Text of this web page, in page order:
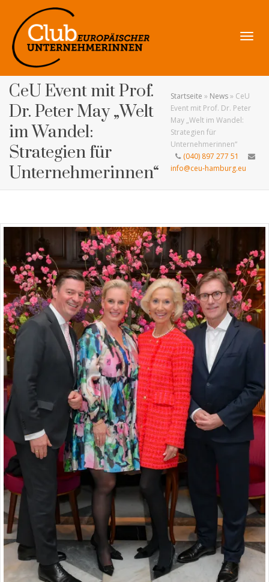
CeU Event mit Prof.
Dr. Peter May „Welt
im Wandel:
Strategien für
Unternehmerinnen“
Startseite » News» CeU
Event mit Prof. Dr. Peter
May „Welt im Wandel:
Strategien für
Unternehmerinnen“
(040) 897 277 51
info@ceu-hamburg.eu